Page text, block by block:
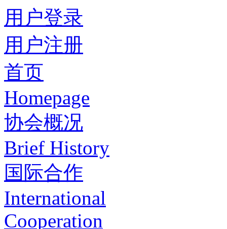
用户登录
用户注册
首页
Homepage
协会概况
Brief History
国际合作
International
Cooperation